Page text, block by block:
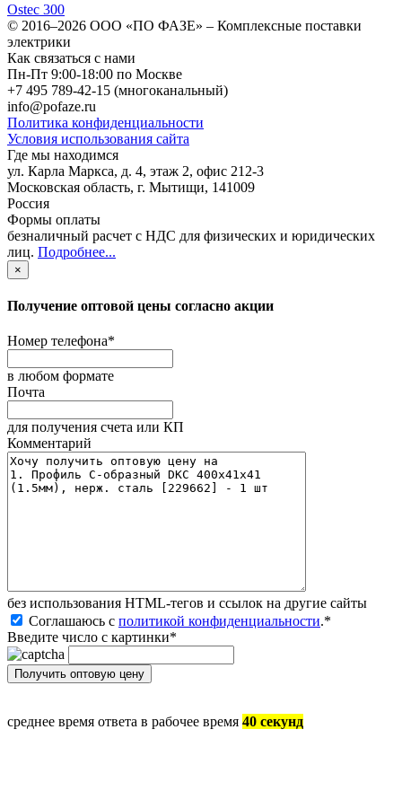
Ostec 300
© 2016–2026 ООО «ПО ФАЗЕ» – Комплексные поставки
электрики
Как связаться с нами
Пн-Пт 9:00-18:00 по Москве
+7 495 789-42-15 (многоканальный)
info@pofaze.ru
Политика конфиденциальности
Условия использования сайта
Где мы находимся
ул. Карла Маркса, д. 4, этаж 2, офис 212-3
Московская область, г. Мытищи, 141009
Россия
Формы оплаты
безналичный расчет с НДС для физических и юридических
лиц. Подробнее...
×
Получение оптовой цены согласно акции
Номер телефона*
в любом формате
Почта
для получения счета или КП
Комментарий
без иcпользования HTML-тегов и ссылок на другие сайты
Соглашаюсь с политикой конфиденциальности.*
Введите число с картинки*
среднее время ответа в рабочее время 40 секунд